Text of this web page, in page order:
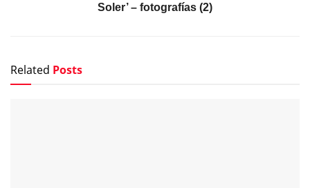
Soler’ – fotografías (2)
Related Posts